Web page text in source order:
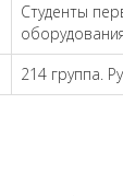
​Студенты
​214 группа.